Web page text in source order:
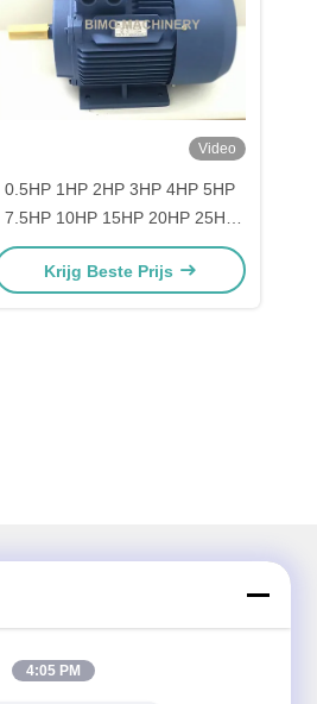
Video
0.5HP 1HP 2HP 3HP 4HP 5HP
7.5HP 10HP 15HP 20HP 25HP
30HP 40HP 50HP 60HP 74HP
Driefasige AC Asynchrone
Krijg Beste Prijs
4:05 PM